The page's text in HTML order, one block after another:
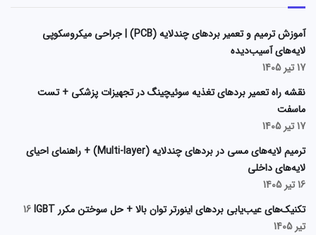
آموزش ترمیم و تعمیر بردهای چندلایه (PCB) | جراحی میکروسکوپی
لایه‌های آسیب‌دیده
17 تیر 1405
نقشه راه تعمیر بردهای تغذیه سوئیچینگ در تجهیزات پزشکی + تست
ماسفت
17 تیر 1405
ترمیم لایه‌های مسی در بردهای چندلایه (Multi-layer) + راهنمای احیای
لایه‌های داخلی
16 تیر 1405
تکنیک‌های عیب‌یابی بردهای اینورتر توان بالا + حل سوختن مکرر IGBT
16
تیر 1405